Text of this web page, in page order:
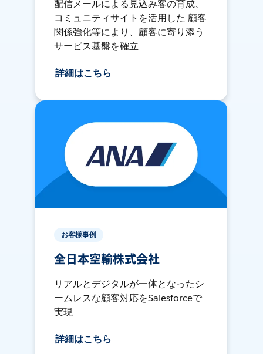
配信メールによる見込み客の育成、
コミュニティサイトを活用した 顧客
関係強化等により、顧客に寄り添う
サービス基盤を確立
詳細はこちら
お客様事例
全日本空輸株式会社
リアルとデジタルが一体となったシ
ームレスな顧客対応をSalesforceで
実現
詳細はこちら